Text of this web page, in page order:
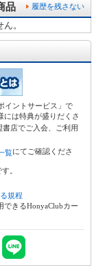
履歴を残さない
品
。
イントサービス」で
には特典が盛りだくさ
店でご入会、ご利用
覧にてご確認くださ
。
規程
きるHonyaClubカー